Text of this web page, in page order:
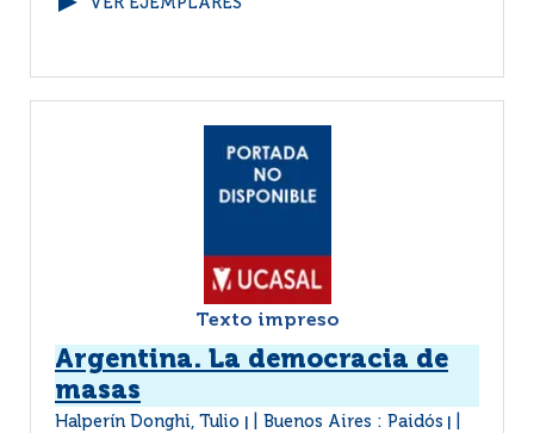
VER EJEMPLARES
Texto impreso
Argentina. La democracia de
masas
Halperín Donghi, Tulio Buenos Aires : Paidós